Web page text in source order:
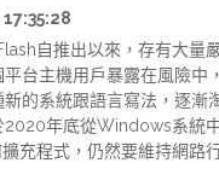
自推出以來，存有大量
台主機用戶暴露在風險中
新的系統跟語言寫法，逐漸
2020年底從Windows系統
充程式，仍然要維持網路